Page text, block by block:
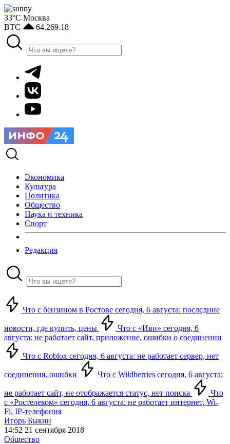
33°С Москва
BTC
64,269.18
Экономика
Культура
Политика
Общество
Наука и техника
Спорт
Редакция
Что с бензином в Ростове сегодня, 6 августа: последние
новости, где купить, цены
Что с «Иви» сегодня, 6
августа: не работает сайт, приложение, ошибки о соединении
Что с Roblox сегодня, 6 августа: не работает сервер, нет
соединения, ошибки Что с Wildberries сегодня, 6 августа:
не работает сайт, не отображается статус, нет поиска
Что
с «Ростелеком» сегодня, 6 августа: не работает интернет, Wi-
Fi, IP-телефония
Игорь Быкин
14:52 21 сентября 2018
Общество